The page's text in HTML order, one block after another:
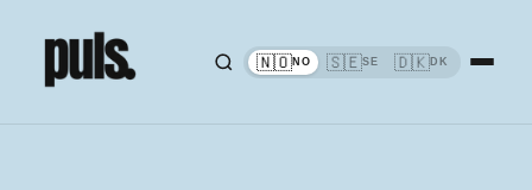
🇳🇴NO 🇸🇪SE 🇩🇰DK